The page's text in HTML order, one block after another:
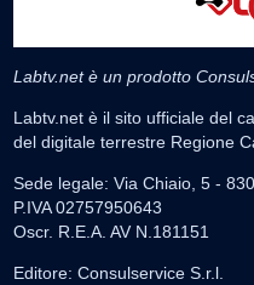
Labtv.net è un prodotto
Labtv.net è il sito ufficiale del
del digitale terrestre Regione
Sede legale: Via Chiaio, 5 -
P.IVA 02757950643
Oscr. R.E.A. AV N.181151
Editore: Consulservice S.r.l.